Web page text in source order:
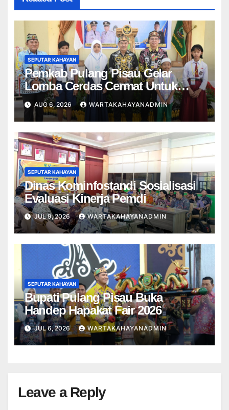
SEPUTAR KAHAYAN
Pemkab Pulang Pisau Gelar
Lomba Cerdas Cermat Untuk
Pelajar
AUG 6, 2026 WARTAKAHAYANADMIN
SEPUTAR KAHAYAN
Dinas Kominfostandi Sosialisasi
Evaluasi Kinerja Pemdi
JUL 9, 2026 WARTAKAHAYANADMIN
SEPUTAR KAHAYAN
Bupati Pulang Pisau Buka
Handep Hapakat Fair 2026
JUL 6, 2026 WARTAKAHAYANADMIN
Leave a Reply